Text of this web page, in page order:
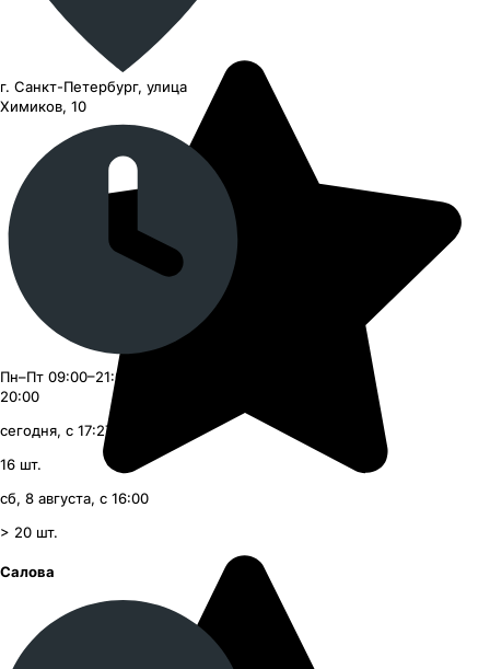
г. Санкт-Петербург, улица
Химиков, 10
Пн–Пт 09:00–21:00, Сб–Вс 09:00–
20:00
сегодня, с 17:27
16 шт.
сб, 8 августа, с 16:00
> 20 шт.
Салова